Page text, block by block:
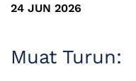
24 JUN 2026
Muat Turun: